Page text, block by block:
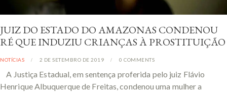
JUIZ DO ESTADO DO AMAZONAS CONDENOU
RÉ QUE INDUZIU CRIANÇAS À PROSTITUIÇÃO
NOTÍCIAS 2 DE SETEMBRO DE 2019 0 COMMENTS
A Justiça Estadual, em sentença proferida pelo juiz Flávio
Henrique Albuquerque de Freitas, condenou uma mulher a